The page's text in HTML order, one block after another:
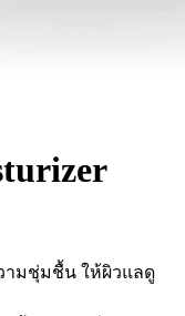
ามชุ่มชื้น ให้ผิวแลดู